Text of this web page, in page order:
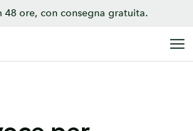
48 ore, con consegna gratuita.